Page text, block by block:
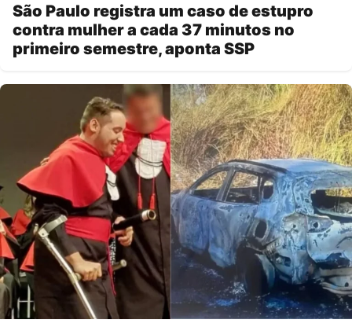
São Paulo registra um caso de estupro
contra mulher a cada 37 minutos no
primeiro semestre, aponta SSP